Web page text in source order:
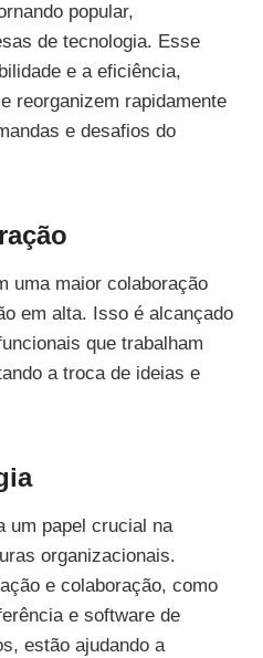
popular,
de tecnologia. Esse
e a eficiência,
reorganizem rapidamente
e desafios do
uma maior colaboração
em alta. Isso é alcançado
que trabalham
a troca de ideias e
um papel crucial na
organizacionais.
e colaboração, como
e software de
estão ajudando a